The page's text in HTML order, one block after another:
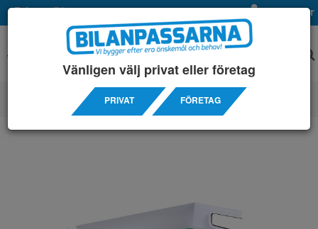
Privat Företag Mina sidor
SERVICEINREDNINGAR/ NISSAN/ NV300 L1H1
Vänligen välj privat eller företag
PRIVAT FÖRETAG